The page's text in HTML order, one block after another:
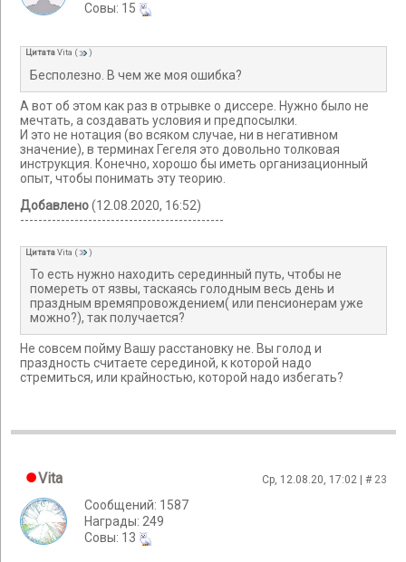
Cовы: 15
ЦитатаVita ( )
Бесполезно. В чем же моя ошибка?
А вот об этом как раз в отрывке о диссере. Нужно было не
мечтать, а создавать условия и предпосылки.
И это не нотация (во всяком случае, ни в негативном
значение), в терминах Гегеля это довольно толковая
инструкция. Конечно, хорошо бы иметь организационный
опыт, чтобы понимать эту теорию.
Добавлено(12.08.2020, 16:52)
---------------------------------------------
ЦитатаVita ( )
То есть нужно находить серединный путь, чтобы не
помереть от язвы, таскаясь голодным весь день и
праздным времяпровождением( или пенсионерам уже
можно?), так получается?
Не совсем пойму Вашу расстановку не. Вы голод и
праздность считаете серединой, к которой надо
стремиться, или крайностью, которой надо избегать?
Vita Ср, 12.08.20, 17:02 | # 23
Сообщений: 1587
Награды: 249
Cовы: 13